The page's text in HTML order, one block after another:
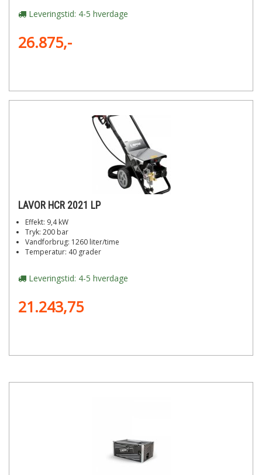
Leveringstid: 4-5 hverdage
26.875,-
LAVOR HCR 2021 LP
Effekt: 9,4 kW
Tryk: 200 bar
Vandforbrug: 1260 liter/time
Temperatur: 40 grader
Leveringstid: 4-5 hverdage
21.243,75